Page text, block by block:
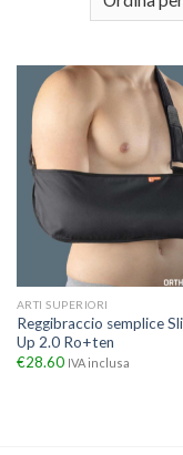
ARTI SUPERIORI
Reggibraccio semplice
Up 2.0 Ro+ten
€28.60 IVA inclusa